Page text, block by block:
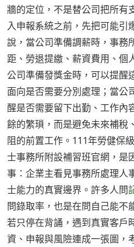
牆的定位，不是替公司把所有
入申報系統之前，先把可能引
說，當公司準備調薪時，事務
距、勞退提繳、薪資費用、個
公司準備發獎金時，可以提醒
面向是否需要分別處理；當公
醒是否需要留下出勤、工作內
餘的繁瑣，而是避免未來補稅
阻的前置工作。111年勞健保
士事務所附設補習班官網，是
事：企業主看見事務所處理人
士能力的真實邊界。許多人問
問錄取率，也是在問自己能不
若只停在背誦，遇到真實客戶
資、申報與風險連成一張圖，